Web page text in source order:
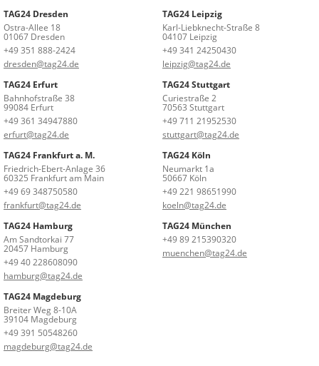
TAG24 Dresden
Ostra-Allee 18
01067 Dresden
+49 351 888-2424
dresden@tag24.de
TAG24 Leipzig
Karl-Liebknecht-Straße 8
04107 Leipzig
+49 341 24250430
leipzig@tag24.de
TAG24 Erfurt
Bahnhofstraße 38
99084 Erfurt
+49 361 34947880
erfurt@tag24.de
TAG24 Stuttgart
Curiestraße 2
70563 Stuttgart
+49 711 21952530
stuttgart@tag24.de
TAG24 Frankfurt a. M.
Friedrich-Ebert-Anlage 36
60325 Frankfurt am Main
+49 69 348750580
frankfurt@tag24.de
TAG24 Köln
Neumarkt 1a
50667 Köln
+49 221 98651990
koeln@tag24.de
TAG24 Hamburg
Am Sandtorkai 77
20457 Hamburg
+49 40 228608090
hamburg@tag24.de
TAG24 München
+49 89 215390320
muenchen@tag24.de
TAG24 Magdeburg
Breiter Weg 8-10A
39104 Magdeburg
+49 391 50548260
magdeburg@tag24.de